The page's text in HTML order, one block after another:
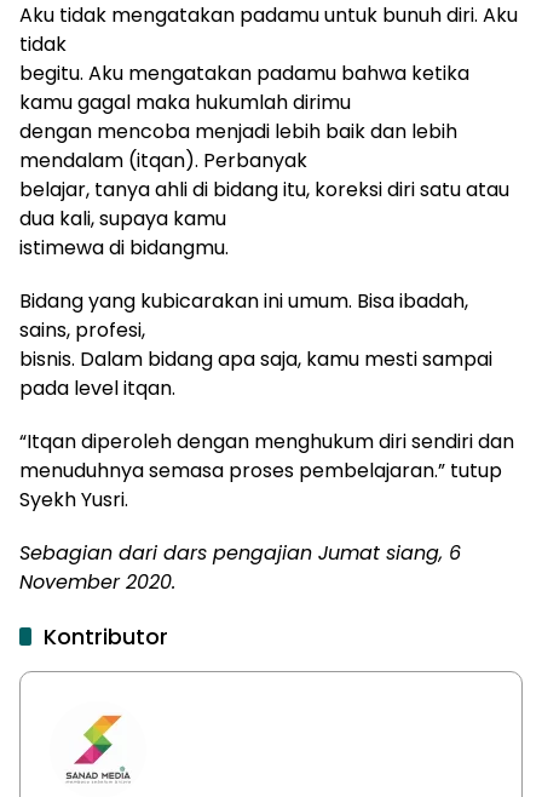
Aku tidak mengatakan padamu untuk bunuh diri. Aku
tidak
begitu. Aku mengatakan padamu bahwa ketika
kamu gagal maka hukumlah dirimu
dengan mencoba menjadi lebih baik dan lebih
mendalam (itqan). Perbanyak
belajar, tanya ahli di bidang itu, koreksi diri satu atau
dua kali, supaya kamu
istimewa di bidangmu.
Bidang yang kubicarakan ini umum. Bisa ibadah,
sains, profesi,
bisnis. Dalam bidang apa saja, kamu mesti sampai
pada level itqan.
“Itqan diperoleh dengan menghukum diri sendiri dan
menuduhnya semasa proses pembelajaran.” tutup
Syekh Yusri.
Sebagian dari dars pengajian Jumat siang, 6
November 2020.
Kontributor